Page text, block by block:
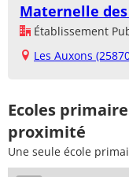
Maternelle
Établissement
Les Auxons
Ecoles
proximité
Une seule école